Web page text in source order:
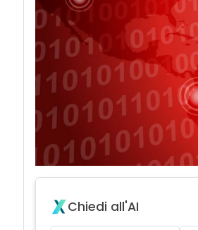
Chiedi all'AI